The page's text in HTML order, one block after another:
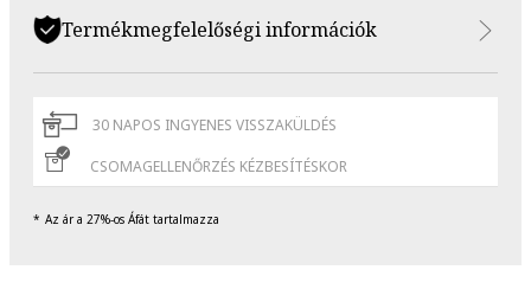
Termékmegfelelőségi információk
30 NAPOS INGYENES VISSZAKÜLDÉS
CSOMAGELLENŐRZÉS KÉZBESÍTÉSKOR
Az ár a 27%-os Áfát tartalmazza